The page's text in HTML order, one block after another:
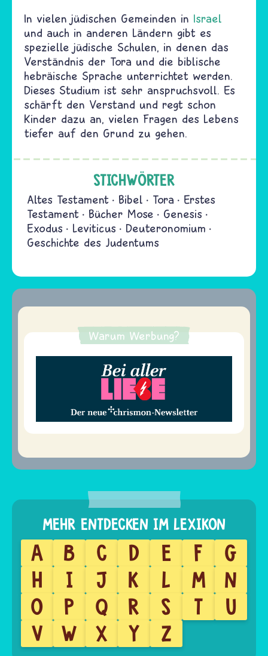
In vielen jüdischen Gemeinden in Israel
und auch in anderen Ländern gibt es
spezielle jüdische Schulen, in denen das
Verständnis der Tora und die biblische
hebräische Sprache unterrichtet werden.
Dieses Studium ist sehr anspruchsvoll. Es
schärft den Verstand und regt schon
Kinder dazu an, vielen Fragen des Lebens
tiefer auf den Grund zu gehen.
STICHWÖRTER
Altes Testament Bibel Tora
Erstes
Testament
Bücher Mose
Genesis
Exodus
Leviticus
Deuteronomium
Geschichte des Judentums
Warum Werbung?
A B C D E F
G
H
I J K L M
N
O
P Q R S T
U
V
W X Y Z